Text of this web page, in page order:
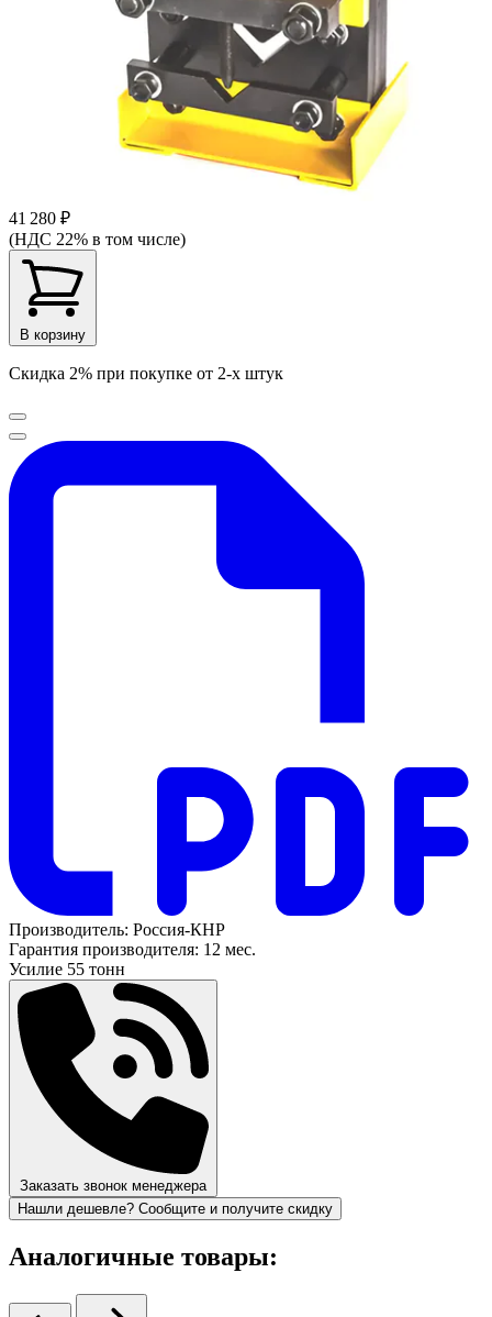
41 280 ₽
(НДС 22% в том числе)
В корзину
Скидка 2% при покупке от 2-х штук
Производитель: Россия-КНР
Гарантия производителя: 12 мес.
Усилие 55 тонн
Заказать звонок менеджера
Нашли дешевле? Сообщите и получите скидку
Аналогичные товары: